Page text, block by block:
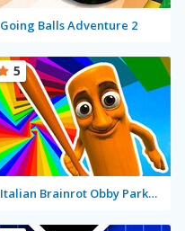
Going Balls Adventure 2
Italian Brainrot Obby Parkour
5